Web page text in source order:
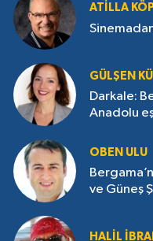
ATILLA
GÜLŞEN
Darkale:
Anadolu
OBEN ULU
ve Güneş
HALIL